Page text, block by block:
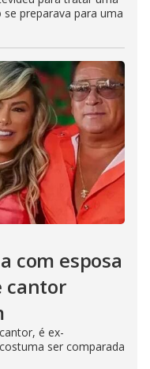
preparava para uma
com esposa
cantor
é ex-
ser comparada